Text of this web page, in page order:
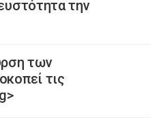
την
των
τις